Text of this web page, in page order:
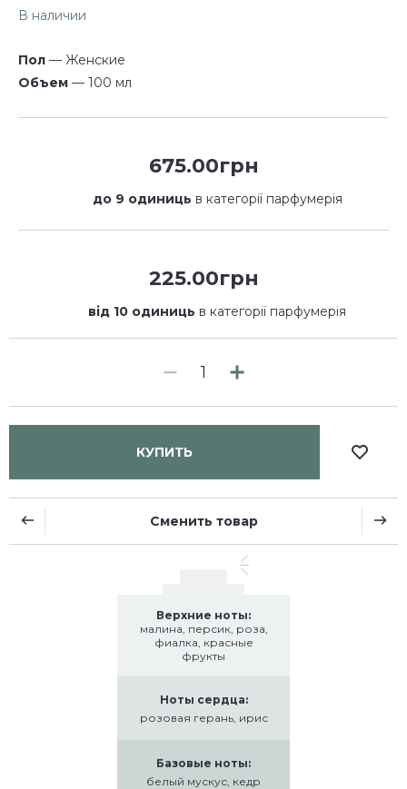
В наличии
Пол
— Женские
Объем
— 100 мл
675.00грн
до 9 одиниць в категорії парфумерія
225.00грн
від 10 одиниць в категорії парфумерія
КУПИТЬ
Сменить товар
Верхние ноты:
малина, персик, роза,
фиалка, красные
фрукты
Ноты сердца:
розовая герань, ирис
Базовые ноты:
белый мускус, кедр